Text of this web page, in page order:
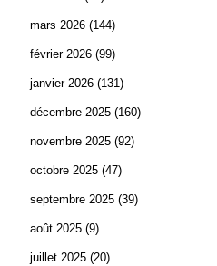
mars 2026 (144)
février 2026 (99)
janvier 2026 (131)
décembre 2025 (160)
novembre 2025 (92)
octobre 2025 (47)
septembre 2025 (39)
août 2025 (9)
juillet 2025 (20)